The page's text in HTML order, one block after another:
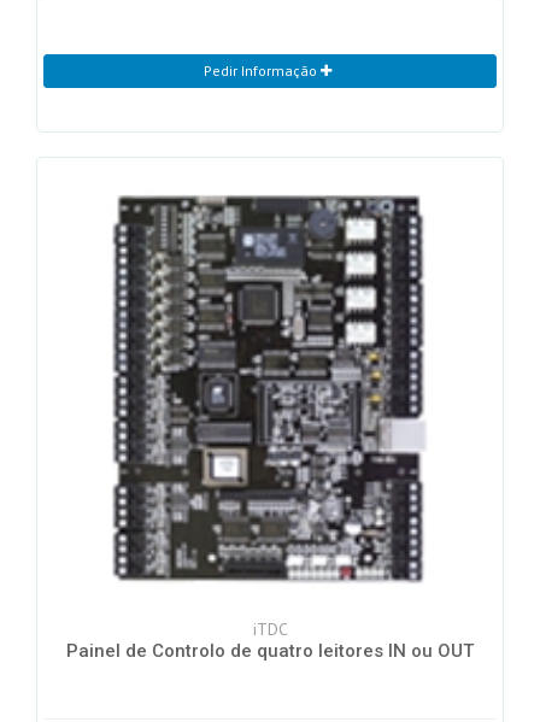
Pedir Informação
iTDC
Painel de Controlo de quatro leitores IN ou OUT